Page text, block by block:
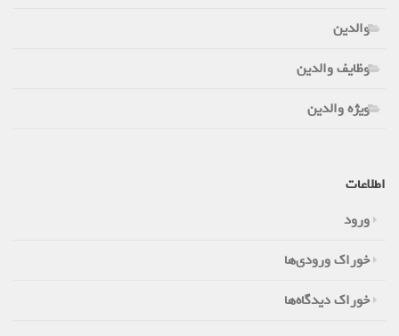
والدین
وظایف والدین
ویژه والدین
اطلاعات
ورود
خوراک ورودی‌ها
خوراک دیدگاه‌ها